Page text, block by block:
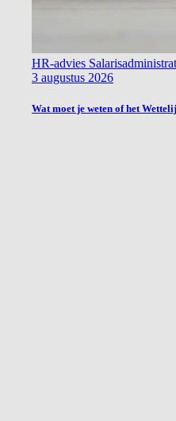
HR-advies
3 augustus 2026
Wat moet je weten of het